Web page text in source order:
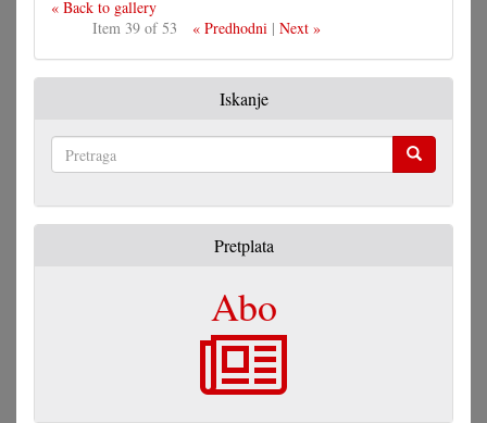
« Back to gallery
Item 39 of 53
« Predhodni| Next »
Iskanje
Pretplata
Abo